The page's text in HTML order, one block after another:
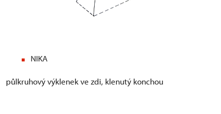
NIKA
půlkruhový výklenek ve zdi, klenutý konchou